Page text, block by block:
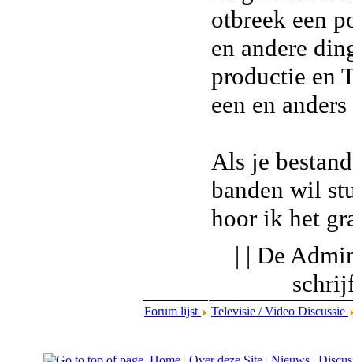
otbreek een
en andere
productie en
een en
Als je
banden wil
hoor ik het
| | De
Forum lijst Televisie / Video Discussie